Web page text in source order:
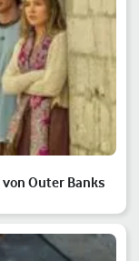
Outer Banks